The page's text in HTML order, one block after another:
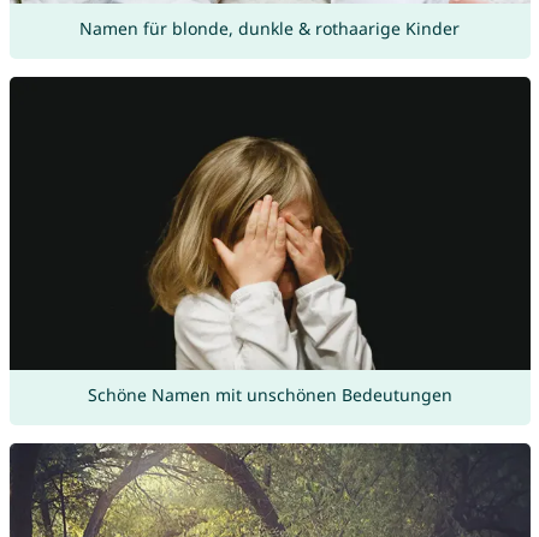
Namen für blonde, dunkle & rothaarige Kinder
Schöne Namen mit unschönen Bedeutungen